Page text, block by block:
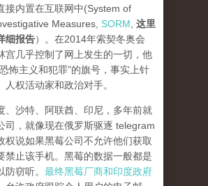
接内置在互联网中(System of
Measures, SORM 这里
细报告）。在2014年索契冬奥会
宫几乎控制了网上发生的一切，他
怖主义和犯罪”的旗号，事实上针
人权活动家和政治对手。
、沙特、阿联酋、印尼，多年前就
司，就像现在俄罗斯驱逐 telegram
权说如果黑莓公司不允许他们获取
禁止该手机。黑莓的数据一般都是
防窃听。 最终黑莓厂商和印度政府